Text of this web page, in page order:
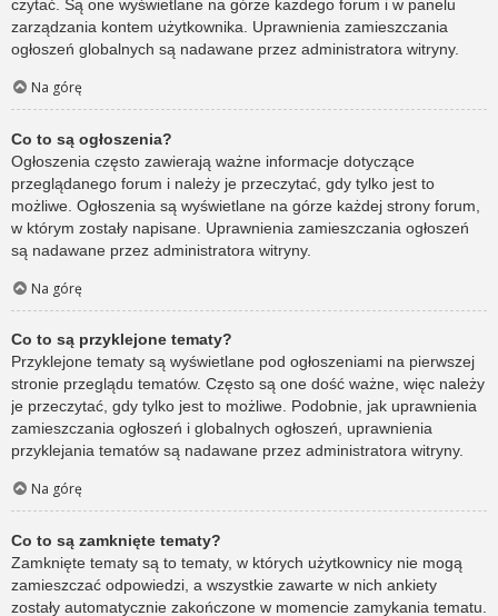
czytać. Są one wyświetlane na górze każdego forum i w panelu
zarządzania kontem użytkownika. Uprawnienia zamieszczania
ogłoszeń globalnych są nadawane przez administratora witryny.
Na górę
Co to są ogłoszenia?
Ogłoszenia często zawierają ważne informacje dotyczące
przeglądanego forum i należy je przeczytać, gdy tylko jest to
możliwe. Ogłoszenia są wyświetlane na górze każdej strony forum,
w którym zostały napisane. Uprawnienia zamieszczania ogłoszeń
są nadawane przez administratora witryny.
Na górę
Co to są przyklejone tematy?
Przyklejone tematy są wyświetlane pod ogłoszeniami na pierwszej
stronie przeglądu tematów. Często są one dość ważne, więc należy
je przeczytać, gdy tylko jest to możliwe. Podobnie, jak uprawnienia
zamieszczania ogłoszeń i globalnych ogłoszeń, uprawnienia
przyklejania tematów są nadawane przez administratora witryny.
Na górę
Co to są zamknięte tematy?
Zamknięte tematy są to tematy, w których użytkownicy nie mogą
zamieszczać odpowiedzi, a wszystkie zawarte w nich ankiety
zostały automatycznie zakończone w momencie zamykania tematu.